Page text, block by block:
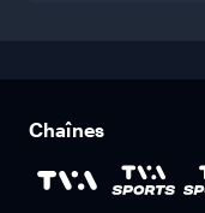
Chaînes